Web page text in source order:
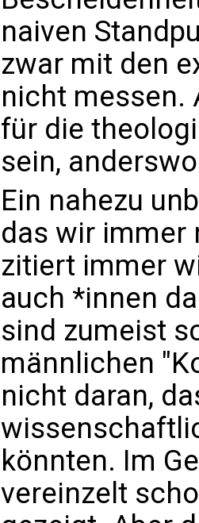
naiven
zwar mit den
nicht messen.
für die
sein,
Ein nahezu
das wir immer
zitiert immer
auch *innen
sind zumeist
männlichen
nicht daran,
könnten. Im
vereinzelt